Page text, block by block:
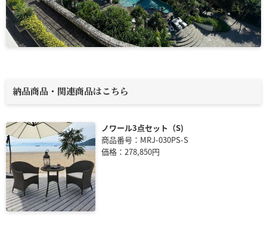
納品商品・関連商品はこちら
ノワール3点セット（S)
商品番号：MRJ-030PS-S
価格：278,850円